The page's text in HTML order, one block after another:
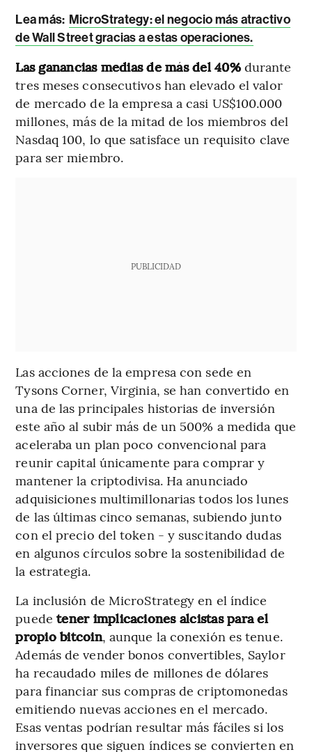
Lea más: MicroStrategy: el negocio más atractivo
de Wall Street gracias a estas operaciones.
Las ganancias medias de más del 40%durante
tres meses consecutivos han elevado el valor
de mercado de la empresa a casi US$100.000
millones, más de la mitad de los miembros del
Nasdaq 100, lo que satisface un requisito clave
para ser miembro.
PUBLICIDAD
Las acciones de la empresa con sede en
Tysons Corner, Virginia, se han convertido en
una de las principales historias de inversión
este año al subir más de un 500% a medida que
aceleraba un plan poco convencional para
reunir capital únicamente para comprar y
mantener la criptodivisa. Ha anunciado
adquisiciones multimillonarias todos los lunes
de las últimas cinco semanas, subiendo junto
con el precio del token - y suscitando dudas
en algunos círculos sobre la sostenibilidad de
la estrategia.
La inclusión de MicroStrategy en el índice
puede tener implicaciones alcistas para el
propio bitcoin, aunque la conexión es tenue.
Además de vender bonos convertibles, Saylor
ha recaudado miles de millones de dólares
para financiar sus compras de criptomonedas
emitiendo nuevas acciones en el mercado.
Esas ventas podrían resultar más fáciles si los
inversores que siguen índices se convierten en